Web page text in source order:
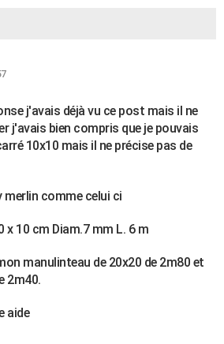
j'avais déjà vu ce post mais il ne
j'avais bien compris que je pouvais
10x10 mais il ne précise pas de
merlin comme celui ci
x 10 cm Diam.7 mm L. 6 m
manulinteau de 20x20 de 2m80 et
2m40.
aide